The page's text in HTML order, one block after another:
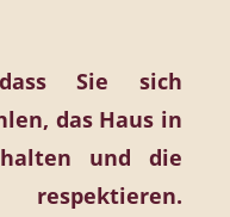
Sie sich
das Haus in
und die